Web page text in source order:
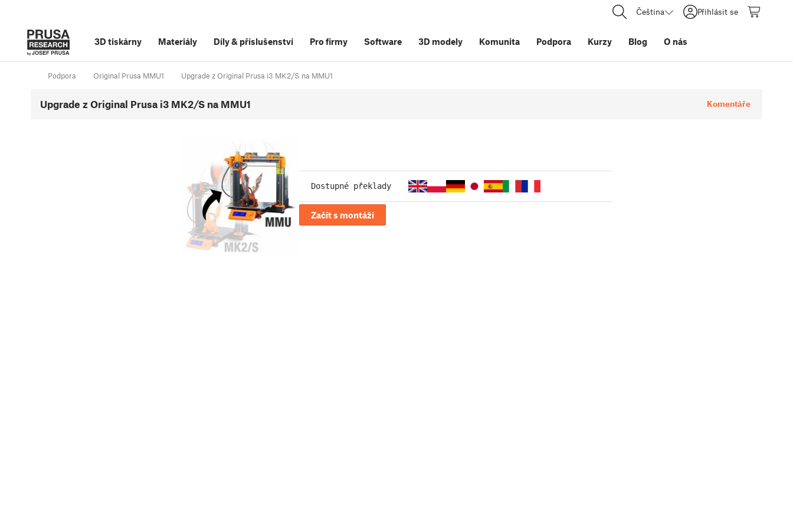
Čeština Přihlásit se
3D tiskárny Materiály Díly& příslušenství Pro firmy Software 3D modely Komunita Podpora Kurzy Blog O nás
Podpora Original Prusa MMU1 Upgrade z Original Prusa i3 MK2/S na MMU1
Upgrade z Original Prusa i3 MK2/S na MMU1 Komentáře
Dostupné překlady
Začít s montáží